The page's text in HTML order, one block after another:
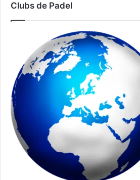
Clubs de Padel